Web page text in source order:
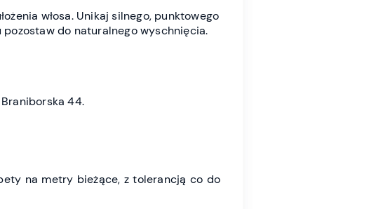
włosa. Unikaj silnego, punktowego
do naturalnego wyschnięcia.
Braniborska 44.
na metry bieżące, z tolerancją co do